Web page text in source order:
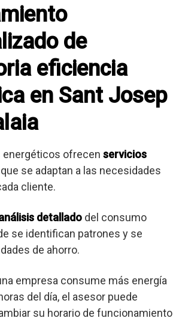
de
eficiencia
en Sant Josep
ofrecen servicios
que se adaptan a las necesidades
cliente.
detallado del consumo
se identifican patrones y se
de ahorro.
empresa consume más energía
del día, el asesor puede
su horario de funcionamiento